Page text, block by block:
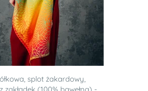
splot żakardowy,